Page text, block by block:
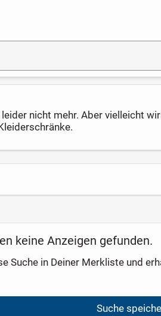
nicht mehr. Aber vielleicht
keine Anzeigen gefunden.
Suche in Deiner Merkliste und
Suche